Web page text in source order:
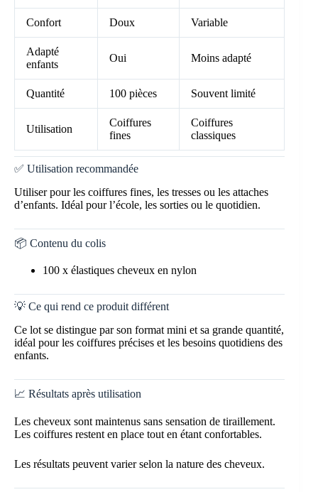
Confort Doux Variable
Adapté
enfants
Oui Moins adapté
Quantité 100 pièces Souvent limité
Utilisation
Coiffures
fines
Coiffures
classiques
✅ Utilisation recommandée
Utiliser pour les coiffures fines, les tresses ou les attaches
d’enfants. Idéal pour l’école, les sorties ou le quotidien.
📦 Contenu du colis
100 x élastiques cheveux en nylon
💡 Ce qui rend ce produit différent
Ce lot se distingue par son format mini et sa grande quantité,
idéal pour les coiffures précises et les besoins quotidiens des
enfants.
📈 Résultats après utilisation
Les cheveux sont maintenus sans sensation de tiraillement.
Les coiffures restent en place tout en étant confortables.
Les résultats peuvent varier selon la nature des cheveux.